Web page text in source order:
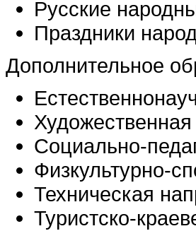
Русские
Праздники
Дополнительное
Социально-
Физкультурно-
Техническая
Туристско-